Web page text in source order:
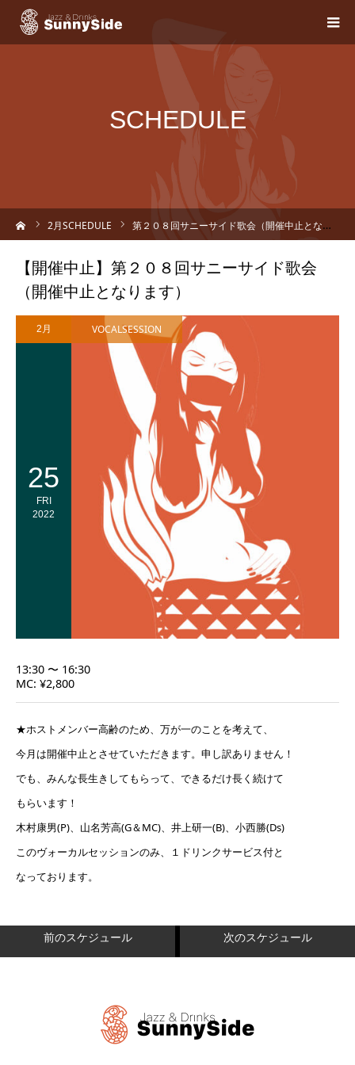
SCHEDULE
2月SCHEDULE 第２０８回サニーサイド歌会（開催中止となります）
【開催中止】第２０８回サニーサイド歌会
（開催中止となります）
2月
25
FRI
2022
VOCALSESSION
13:30 〜 16:30
MC: ¥2,800
★ホストメンバー高齢のため、万が一のことを考えて、
今月は開催中止とさせていただきます。申し訳ありません！
でも、みんな長生きしてもらって、できるだけ長く続けて
もらいます！
木村康男(P)、山名芳高(G＆MC)、井上研一(B)、小西勝(Ds)
このヴォーカルセッションのみ、１ドリンクサービス付と
なっております。
前のスケジュール 次のスケジュール